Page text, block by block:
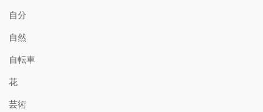
自分
自然
自転車
花
芸術